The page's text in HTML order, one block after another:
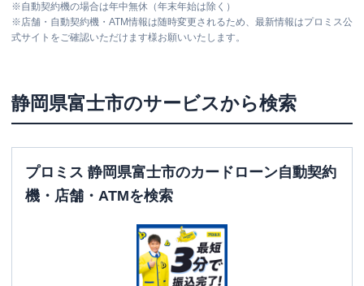
※自動契約機の場合は年中無休（年末年始は除く）
※店舗・自動契約機・ATM情報は随時変更されるため、最新情報はプロミス公
式サイトをご確認いただけます様お願いいたします。
静岡県富士市のサービスから検索
プロミス 静岡県富士市のカードローン自動契約
機・店舗・ATMを検索